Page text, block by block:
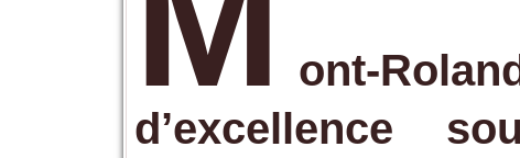
ont-
d’excellence